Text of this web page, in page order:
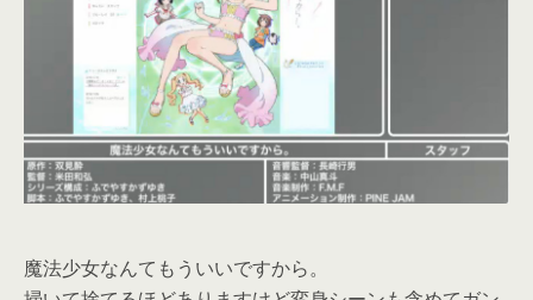
魔法少女なんてもういいですから。